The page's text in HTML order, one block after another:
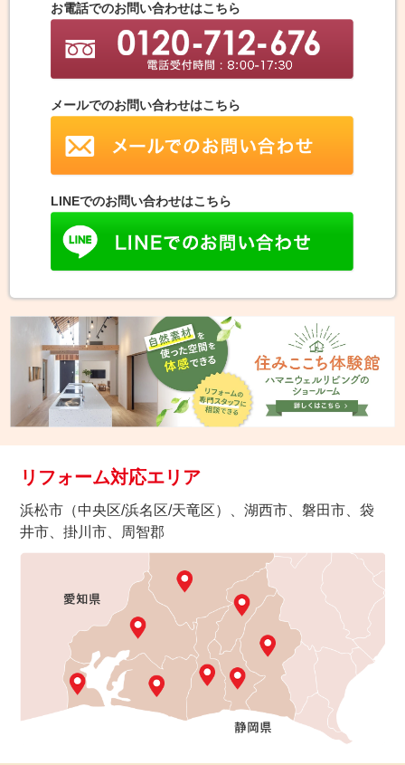
お電話でのお問い合わせはこちら
メールでのお問い合わせはこちら
LINEでのお問い合わせはこちら
リフォーム対応エリア
浜松市（中央区/浜名区/天竜区）、湖西市、磐田市、袋
井市、掛川市、周智郡